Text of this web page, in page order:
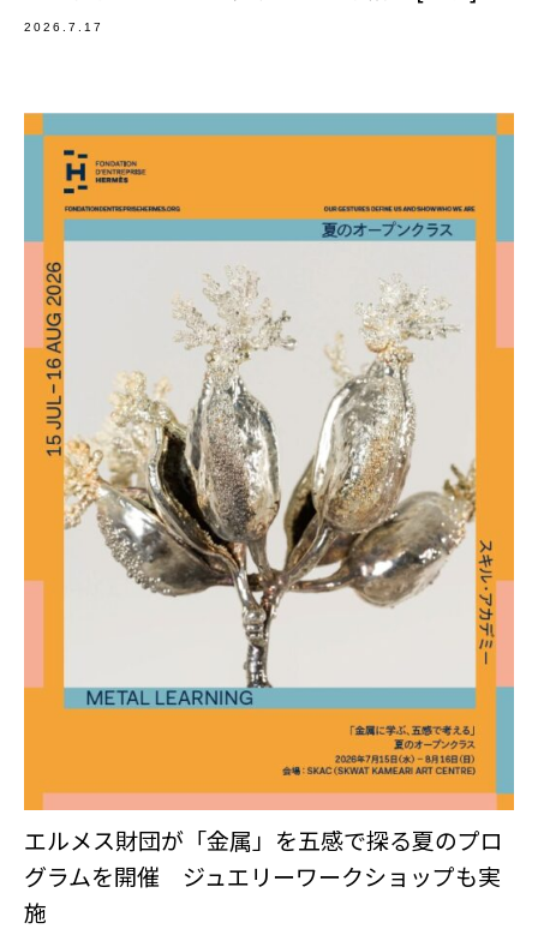
2026.7.17
エルメス財団が「金属」を五感で探る夏のプロ
グラムを開催 ジュエリーワークショップも実
施